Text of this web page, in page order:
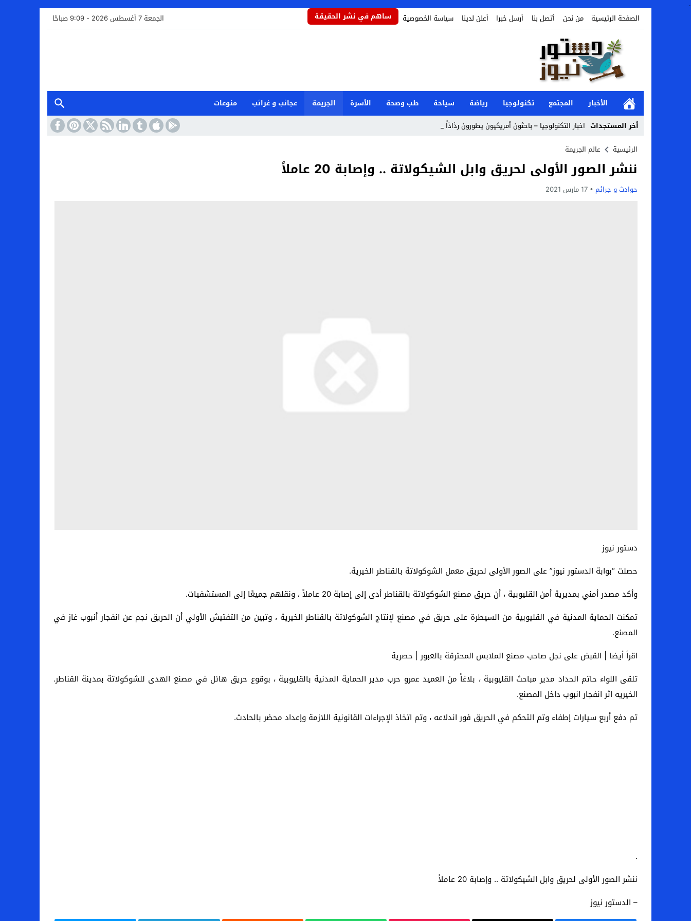
.
الصفحة الرئيسية
من نحن أتصل بنا أرسل خبرا أعلن لدينا سياسة الخصوصية ساهم في نشر الحقيقة الجمعة 7 أغسطس 2026 - 9:09 صباحًا
الأخبار المجتمع تكنولوجيا رياضة سياحة طب وصحة الأسرة الجريمة عجائب و غرائب
منوعات
أخر المستجدات اخبار التكنولوجيا – باحثون أمريكيون يطورون رذاذاً يحمي_
Stop
Previous
Next
الرئيسية عالم الجريمة
ننشر الصور الأولى لحريق وابل الشيكولاتة .. وإصابة 20 عاملاً
حوادث و جرائم 17 مارس 2021
دستور نيوز
حصلت “بوابة الدستور نيوز” على الصور الأولى لحريق معمل الشوكولاتة بالقناطر الخيرية.
وأكد مصدر أمني بمديرية أمن القليوبية ، أن حريق مصنع الشوكولاتة بالقناطر أدى إلى إصابة 20 عاملاً ، ونقلهم جميعًا إلى المستشفيات.
تمكنت الحماية المدنية في القليوبية من السيطرة على حريق في مصنع لإنتاج الشوكولاتة بالقناطر الخيرية ، وتبين من التفتيش الأولي أن الحريق نجم عن انفجار أنبوب غاز في
المصنع.
اقرأ أيضا | القبض على نجل صاحب مصنع الملابس المحترقة بالعبور | حصرية
تلقى اللواء حاتم الحداد مدير مباحث القليوبية ، بلاغاً من العميد عمرو حرب مدير الحماية المدنية بالقليوبية ، بوقوع حريق هائل في مصنع الهدى للشوكولاتة بمدينة القناطر.
الخيريه اثر انفجار انبوب داخل المصنع.
تم دفع أربع سيارات إطفاء وتم التحكم في الحريق فور اندلاعه ، وتم اتخاذ الإجراءات القانونية اللازمة وإعداد محضر بالحادث.
.
ننشر الصور الأولى لحريق وابل الشيكولاتة .. وإصابة 20 عاملاً
– الدستور نيوز